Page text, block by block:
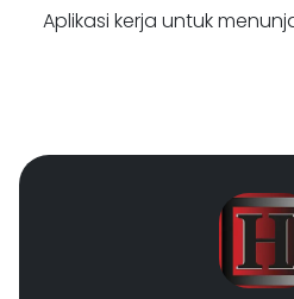
Aplikasi kerja untuk